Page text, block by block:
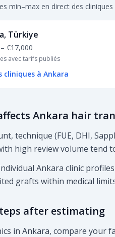
min–max en direct des
Türkiye
– €17,000
avec tarifs publiés
cliniques à Ankara
Ankara hair
technique (FUE, DHI,
high review volume tend
Ankara clinic
grafts within medical
after estimating
in Ankara, compare your